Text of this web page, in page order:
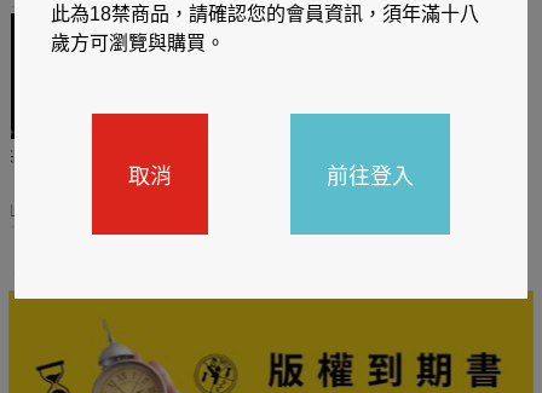
控筆
年
此為18禁商品，請確認您的會員資訊，須年滿十八
歲方可瀏覽與購買。
取消 前往登入